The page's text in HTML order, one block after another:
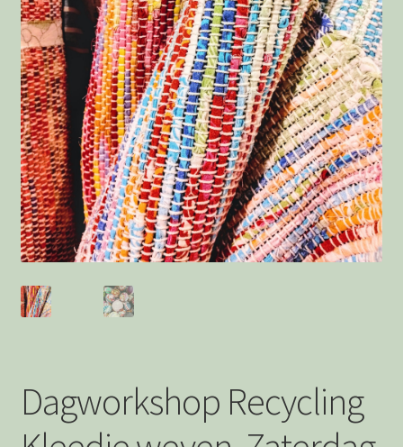
Afrekenen
Bedankt
Wie is Jolanda
Privacystatement
Dagworkshop Recycling